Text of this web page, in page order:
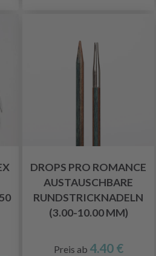
DROPS PRO ROMANCE
AUSTAUSCHBARE
RUNDSTRICKNADELN
(3.00-10.00 MM)
Preis ab 4.40 €